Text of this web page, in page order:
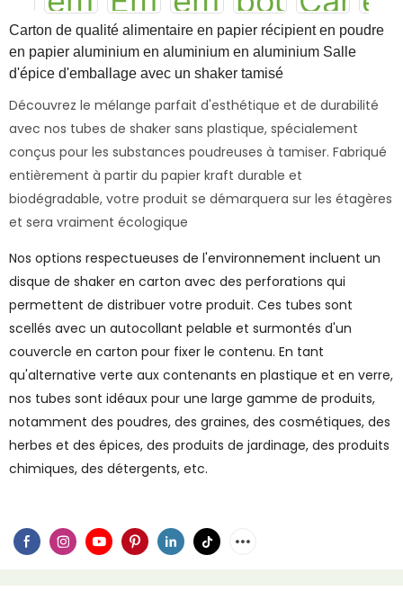
Carton de qualité alimentaire en papier récipient en poudre
en papier aluminium en aluminium en aluminium Salle
d'épice d'emballage avec un shaker tamisé
Découvrez le mélange parfait d'esthétique et de durabilité
avec nos tubes de shaker sans plastique, spécialement
conçus pour les substances poudreuses à tamiser. Fabriqué
entièrement à partir du papier kraft durable et
biodégradable, votre produit se démarquera sur les étagères
et sera vraiment écologique
Nos options respectueuses de l'environnement incluent un
disque de shaker en carton avec des perforations qui
permettent de distribuer votre produit. Ces tubes sont
scellés avec un autocollant pelable et surmontés d'un
couvercle en carton pour fixer le contenu. En tant
qu'alternative verte aux contenants en plastique et en verre,
nos tubes sont idéaux pour une large gamme de produits,
notamment des poudres, des graines, des cosmétiques, des
herbes et des épices, des produits de jardinage, des produits
chimiques, des détergents, etc.